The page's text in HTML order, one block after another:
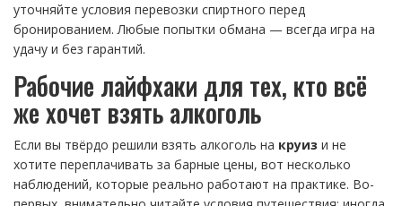
уточняйте условия перевозки спиртного перед
бронированием. Любые попытки обмана — всегда игра на
удачу и без гарантий.
Рабочие лайфхаки для тех, кто всё
же хочет взять алкоголь
Если вы твёрдо решили взять алкоголь на круиз и не
хотите переплачивать за барные цены, вот несколько
наблюдений, которые реально работают на практике. Во-